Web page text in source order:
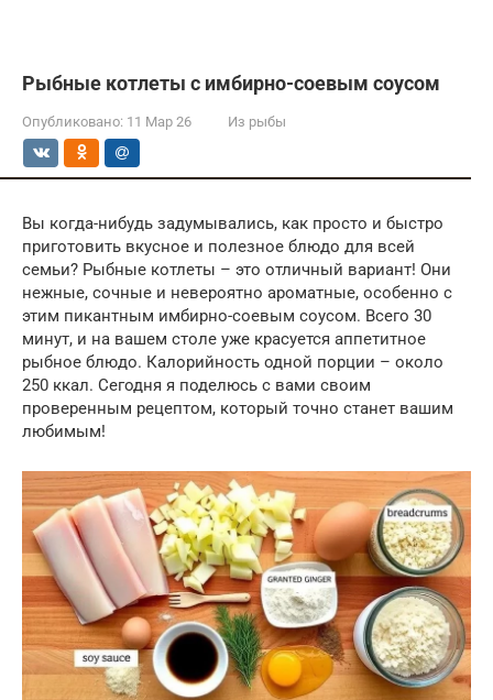
Рыбные котлеты с имбирно-соевым соусом
Опубликовано: 11 Мар 26 Из рыбы
Вы когда-нибудь задумывались, как просто и быстро
приготовить вкусное и полезное блюдо для всей
семьи? Рыбные котлеты – это отличный вариант! Они
нежные, сочные и невероятно ароматные, особенно с
этим пикантным имбирно-соевым соусом. Всего 30
минут, и на вашем столе уже красуется аппетитное
рыбное блюдо. Калорийность одной порции – около
250 ккал. Сегодня я поделюсь с вами своим
проверенным рецептом, который точно станет вашим
любимым!